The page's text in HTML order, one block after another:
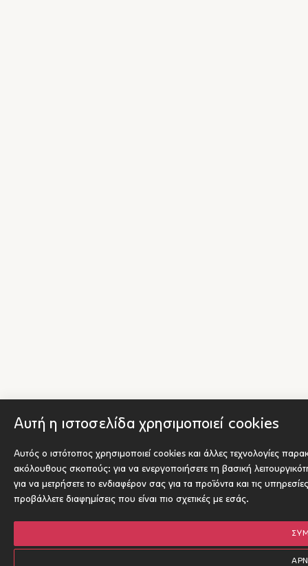
Αυτή η ιστοσελίδα χρησιμοποιεί cookies
Αυτός ο ιστότοπος χρησιμοποιεί cookies και άλλες τεχνολογίες
ακόλουθους σκοπούς: για να ενεργοποιήσετε τη βασική
για να μετρήσετε το ενδιαφέρον σας για τα προϊόντα και τις
προβάλλετε διαφημίσεις που είναι πιο σχετικές με εσάς.